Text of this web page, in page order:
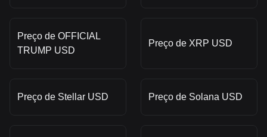
Preço de OFFICIAL
TRUMP USD
Preço de XRP USD
Preço de Stellar USD Preço de Solana USD